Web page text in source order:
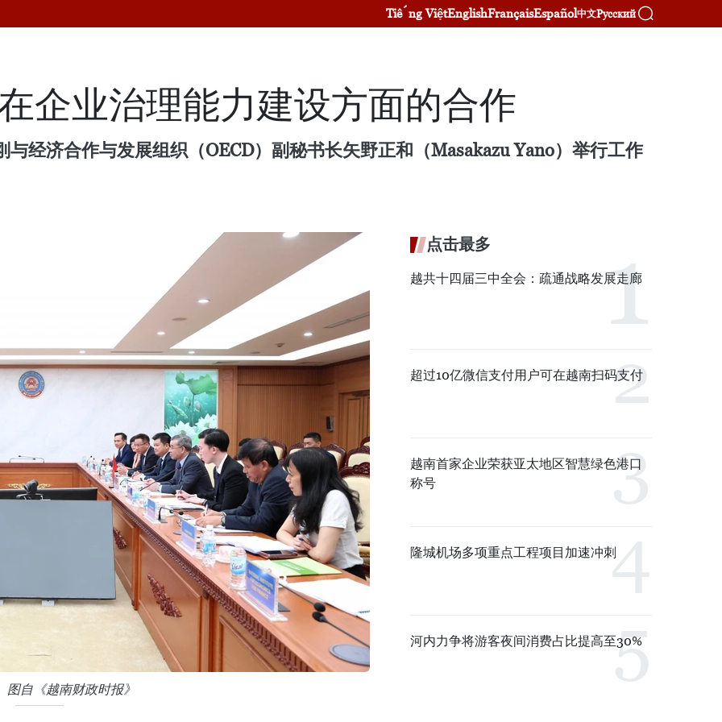
Tiếng ViệtEnglishFrançaisEspañol中文Русский
企业治理能力建设方面的合作
经济合作与发展组织（OECD）副秘书长矢野正和（Masakazu Yano）举行工作
图自《越南财政时报》
点击最多
越共十四届三中全会：疏通战略发展走廊
超过10亿微信支付用户可在越南扫码支付
越南首家企业荣获亚太地区智慧绿色港口
称号
隆城机场多项重点工程项目加速冲刺
河内力争将游客夜间消费占比提高至30%